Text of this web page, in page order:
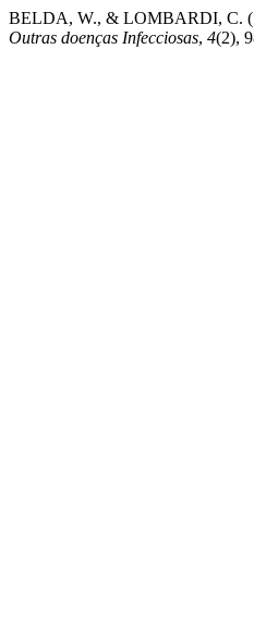
BELDA, W., & LOMBARDI, C.
Outras doenças Infecciosas, 4(2),